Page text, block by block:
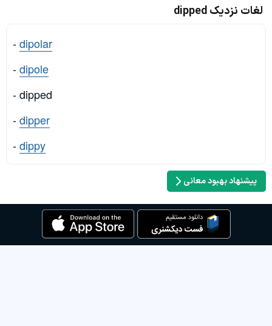
لغات نزدیک dipped
-dipolar
-dipole
- dipped
-dipper
-dippy
پیشنهاد بهبود معانی